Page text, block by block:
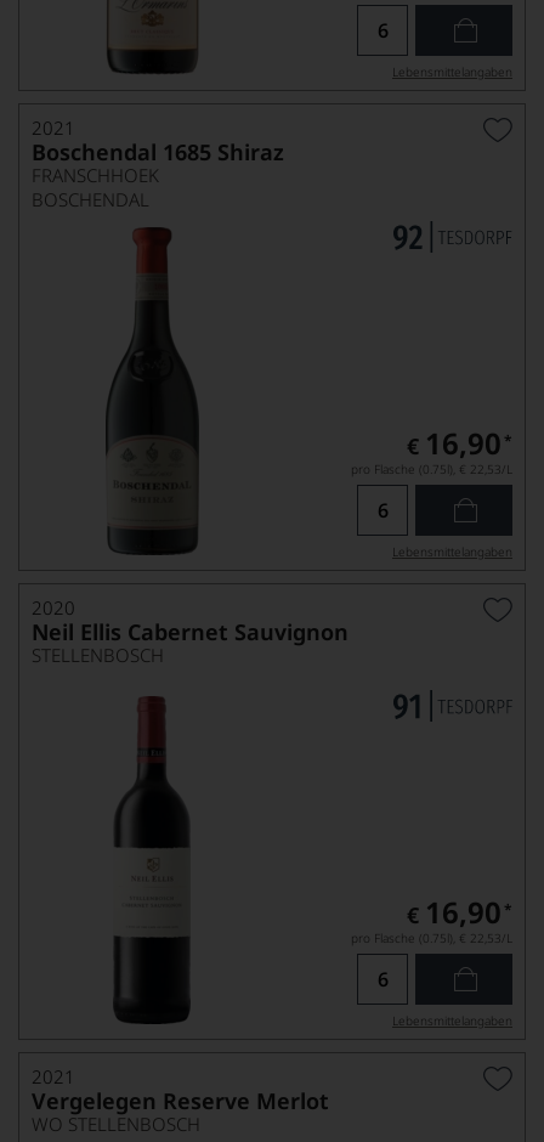
Lebensmittel­angaben
2021
Boschendal 1685 Shiraz
FRANSCHHOEK
BOSCHENDAL
€ 16,90 *
pro Flasche (0.75l), € 22,53/L
Lebensmittel­angaben
2020
Neil Ellis Cabernet Sauvignon
STELLENBOSCH
€ 16,90 *
pro Flasche (0.75l), € 22,53/L
Lebensmittel­angaben
2021
Vergelegen Reserve Merlot
WO STELLENBOSCH